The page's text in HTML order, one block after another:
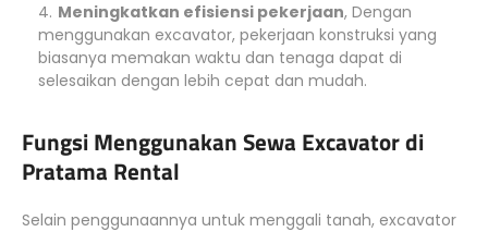
Meningkatkan efisiensi pekerjaan, Dengan
menggunakan excavator, pekerjaan konstruksi yang
biasanya memakan waktu dan tenaga dapat di
selesaikan dengan lebih cepat dan mudah.
Fungsi Menggunakan Sewa Excavator di
Pratama Rental
Selain penggunaannya untuk menggali tanah, excavator